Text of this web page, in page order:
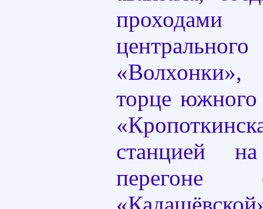
проходами
торце южного
станцией
перегоне